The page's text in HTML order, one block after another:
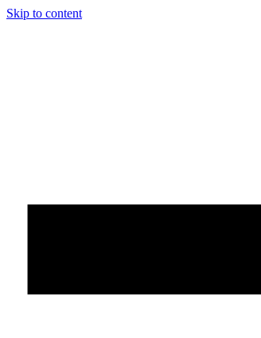
Skip to content